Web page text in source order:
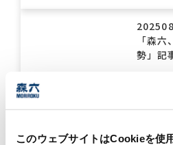
このウェブサイトはCookieを使
「森
勢」記
化学工